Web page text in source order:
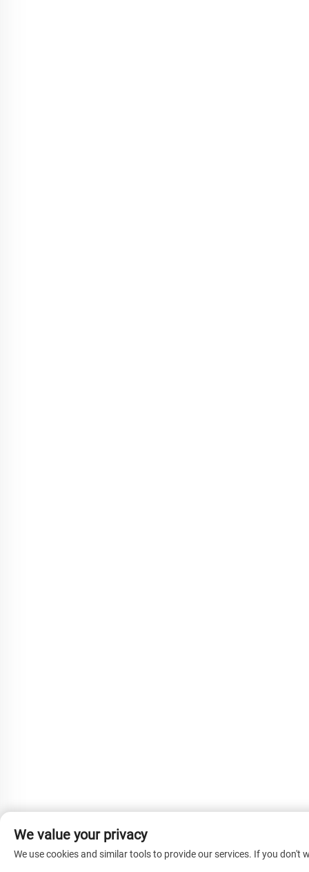
We value your privacy
We use cookies and similar tools to provide our services. If you don't